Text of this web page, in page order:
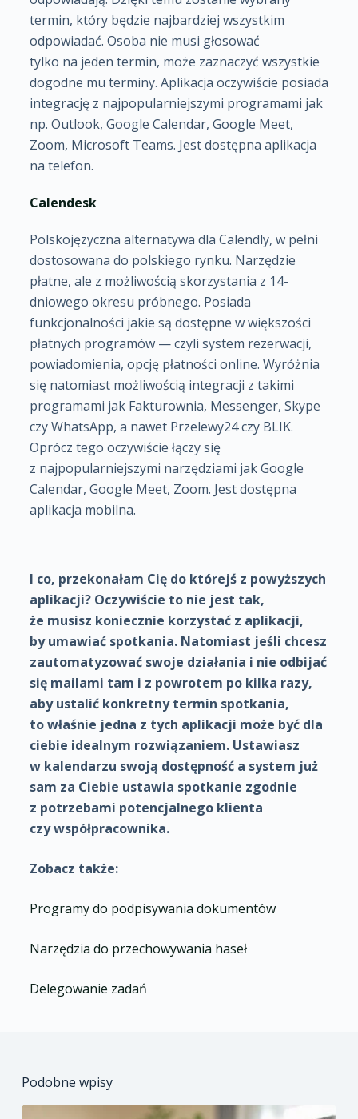
termin, który będzie najbardziej wszystkim
odpowiadać. Osoba nie musi głosować
tylko na jeden termin, może zaznaczyć wszystkie
dogodne mu terminy. Aplikacja oczywiście posiada
integrację z najpopularniejszymi programami jak
np. Outlook, Google Calendar, Google Meet,
Zoom, Microsoft Teams. Jest dostępna aplikacja
na telefon.
Calendesk
Polskojęzyczna alternatywa dla Calendly, w pełni
dostosowana do polskiego rynku. Narzędzie
płatne, ale z możliwością skorzystania z 14-
dniowego okresu próbnego. Posiada
funkcjonalności jakie są dostępne w większości
płatnych programów — czyli system rezerwacji,
powiadomienia, opcję płatności online. Wyróżnia
się natomiast możliwością integracji z takimi
programami jak Fakturownia, Messenger, Skype
czy WhatsApp, a nawet Przelewy24 czy BLIK.
Oprócz tego oczywiście łączy się
z najpopularniejszymi narzędziami jak Google
Calendar, Google Meet, Zoom. Jest dostępna
aplikacja mobilna.
I co, przekonałam Cię do którejś z powyższych
aplikacji? Oczywiście to nie jest tak,
że musisz koniecznie korzystać z aplikacji,
by umawiać spotkania. Natomiast jeśli chcesz
zautomatyzować swoje działania i nie odbijać
się mailami tam i z powrotem po kilka razy,
aby ustalić konkretny termin spotkania,
to właśnie jedna z tych aplikacji może być dla
ciebie idealnym rozwiązaniem. Ustawiasz
w kalendarzu swoją dostępność a system już
sam za Ciebie ustawia spotkanie zgodnie
z potrzebami potencjalnego klienta
czy współpracownika.
Zobacz także:
Programy do podpisywania dokumentów
Narzędzia do przechowywania haseł
Delegowanie zadań
Podobne wpisy